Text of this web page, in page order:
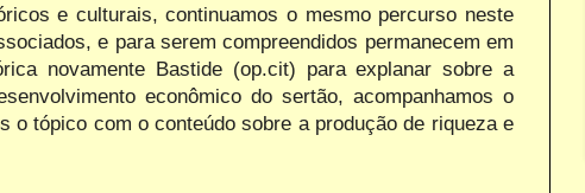
e culturais, continuamos o mesmo percurso neste
e para serem compreendidos permanecem em
novamente Bastide (op.cit) para explanar sobre a
econômico do sertão, acompanhamos o
o tópico com o conteúdo sobre a produção de riqueza e